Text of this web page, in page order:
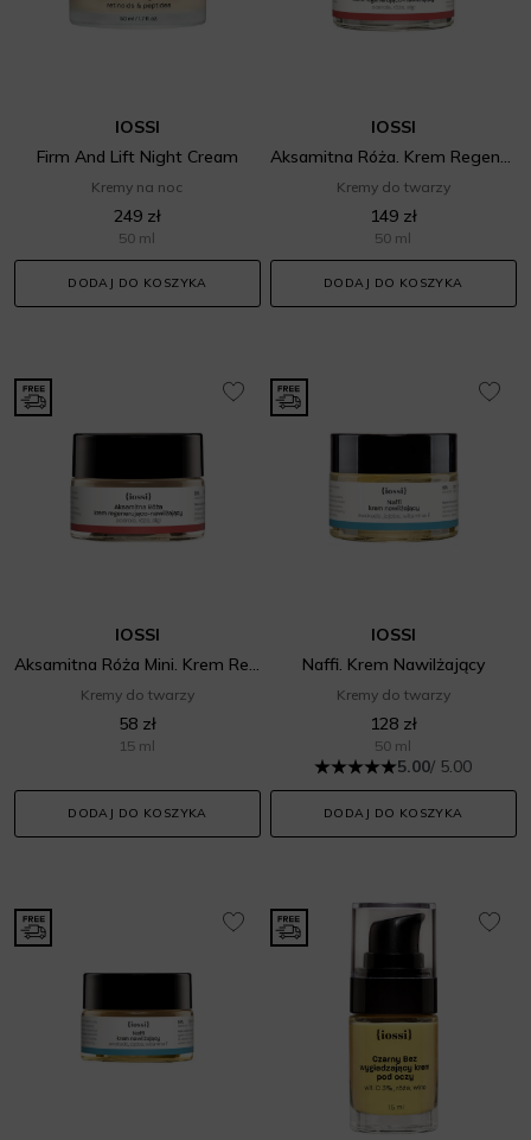
IOSSI
Firm And Lift Night Cream
Kremy na noc
249 zł
50 ml
DODAJ DO KOSZYKA
IOSSI
Aksamitna Róża. Krem Regenerująco Nawilżający
Kremy do twarzy
149 zł
50 ml
DODAJ DO KOSZYKA
IOSSI
Aksamitna Róża Mini. Krem Regenerująco Nawilżający
Kremy do twarzy
58 zł
15 ml
DODAJ DO KOSZYKA
IOSSI
Naffi. Krem Nawilżający
Kremy do twarzy
128 zł
50 ml
5.00/ 5.00
DODAJ DO KOSZYKA